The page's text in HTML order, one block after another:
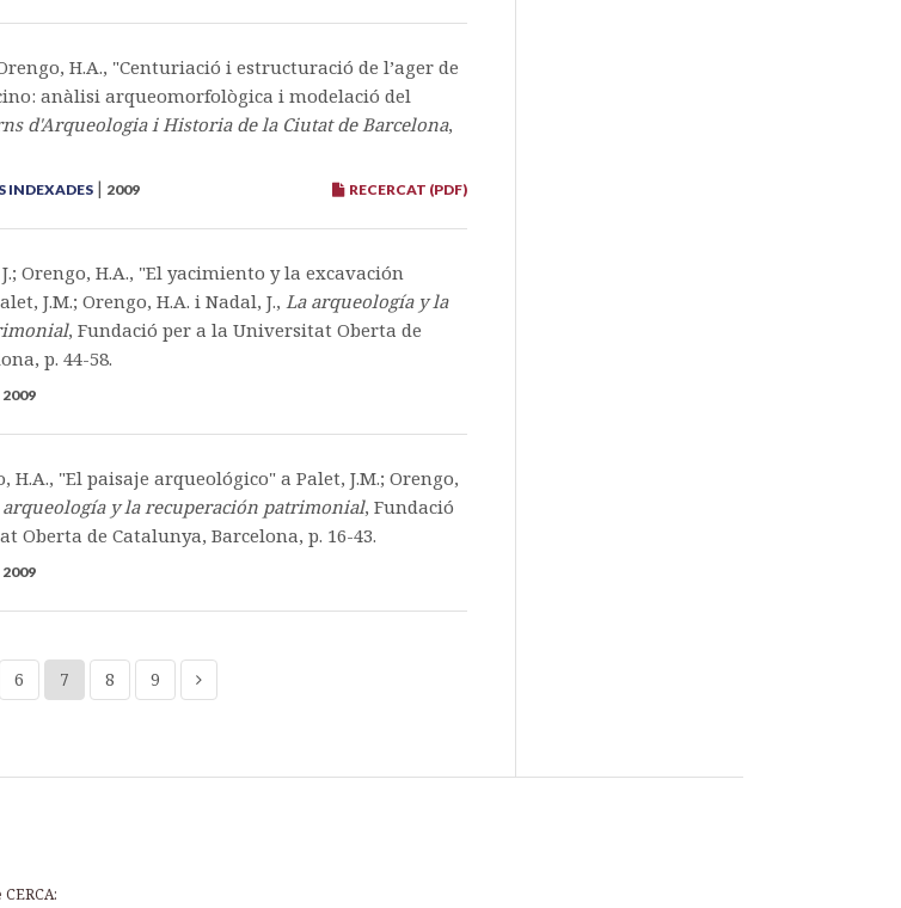
H.A., "Centuriació i estructuració de l’ager de
anàlisi arqueomorfològica i modelació del
d'Arqueologia i Historia de la Ciutat de Barcelona,
RECERCAT (PDF)
INDEXADES | 2009
Orengo, H.A., "El yacimiento y la excavación
J.M.; Orengo, H.A. i Nadal, J., La arqueología y la
, Fundació per a la Universitat Oberta de
p. 44-58.
2009
H.A., "El paisaje arqueológico" a Palet, J.M.; Orengo,
arqueología y la recuperación patrimonial, Fundació
Oberta de Catalunya, Barcelona, p. 16-43.
2009
6 7 8 9